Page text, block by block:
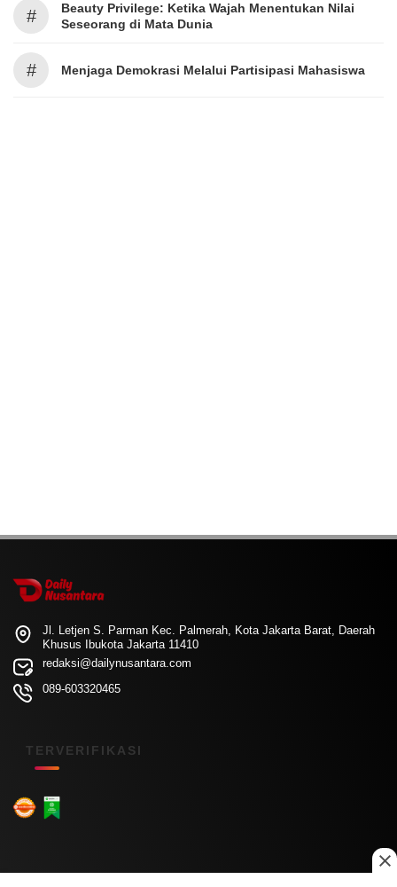
#
Beauty Privilege: Ketika Wajah Menentukan Nilai
Seseorang di Mata Dunia
# Menjaga Demokrasi Melalui Partisipasi Mahasiswa
Jl. Letjen S. Parman Kec. Palmerah, Kota Jakarta Barat, Daerah
Khusus Ibukota Jakarta 11410
redaksi@dailynusantara.com
089-603320465
TERVERIFIKASI